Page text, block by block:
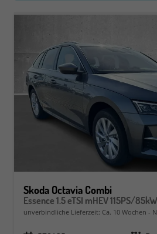
Skoda Octavia Combi
Essence 1.5 eTSI mHEV 115PS/
unverbindliche Lieferzeit: Ca. 10 Wochen